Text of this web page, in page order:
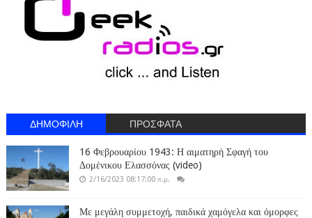
ΔΗΜΟΦΙΛΗ ΠΡΟΣΦΑΤΑ
16 Φεβρουαρίου 1943: Η αιματηρή Σφαγή του
Δομένικου Ελασσόνας (video)
2/16/2023 08:17:00 π.μ.
Με μεγάλη συμμετοχή, παιδικά χαμόγελα και όμορφες